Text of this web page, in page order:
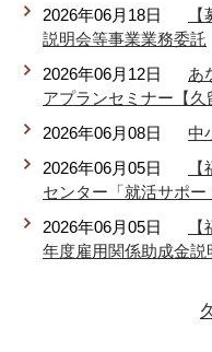
2026年06月18日
説明会等事業業務委託
2026年06月12日
あ
アプランセミナー【久
2026年06月08日
中
2026年06月05日
センター「就活サポ
2026年06月05日
年度雇用関係助成金